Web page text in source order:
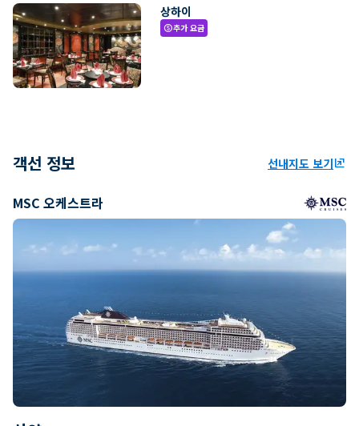
상하이
paid추가 요금
객선 정보 선내지도 보기ungroup
MSC 오케스트라